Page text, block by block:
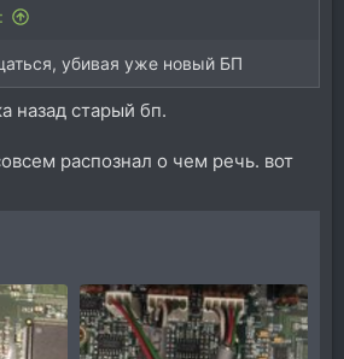
убивая уже новый БП
назад старый бп.
распознал о чем речь. вот